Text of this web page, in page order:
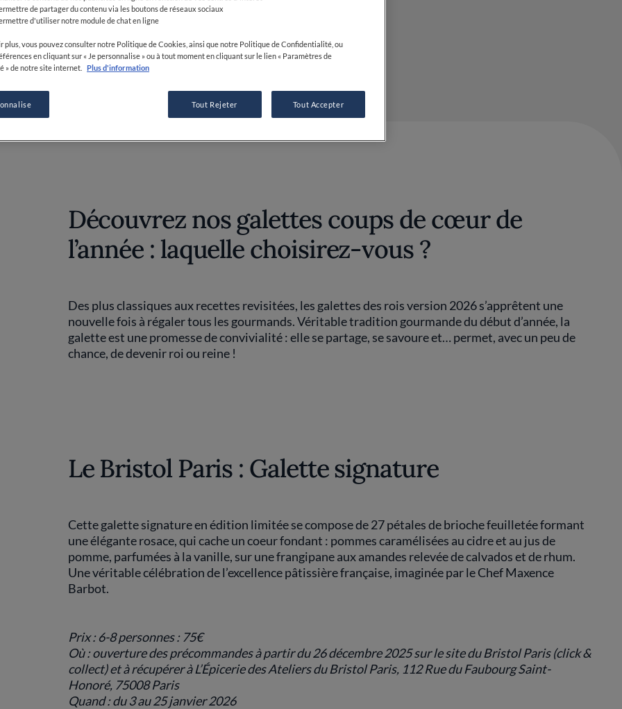
Découvrez nos galettes coups de cœur de
l’année : laquelle choisirez-vous ?
Des plus classiques aux recettes revisitées, les galettes des rois version 2026 s’apprêtent une
nouvelle fois à régaler tous les gourmands. Véritable tradition gourmande du début d’année, la
galette est une promesse de convivialité : elle se partage, se savoure et… permet, avec un peu de
chance, de devenir roi ou reine !
Le Bristol Paris : Galette signature
Cette galette signature en édition limitée se compose de 27 pétales de brioche feuilletée formant
une élégante rosace, qui cache un coeur fondant : pommes caramélisées au cidre et au jus de
pomme, parfumées à la vanille, sur une frangipane aux amandes relevée de calvados et de rhum.
Une véritable célébration de l’excellence pâtissière française, imaginée par le Chef Maxence
Barbot.
Prix : 6-8 personnes : 75€
Où : ouverture des précommandes à partir du 26 décembre 2025 sur le site du Bristol Paris (click &
collect) et à récupérer à L’Épicerie des Ateliers du Bristol Paris, 112 Rue du Faubourg Saint-
Honoré, 75008 Paris
Quand : du 3 au 25 janvier 2026
de partager du contenu via les boutons de réseaux sociaux
d'utiliser notre module de chat en ligne
plus, vous pouvez consulter notre Politique de Cookies, ainsi que notre Politique de Confidentialité, ou
en cliquant sur « Je personnalise » ou à tout moment en cliquant sur le lien « Paramètres de
» de notre site internet.
Plus d'information
Tout Rejeter Tout Accepter